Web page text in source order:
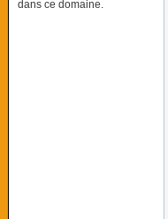
dans ce domaine.